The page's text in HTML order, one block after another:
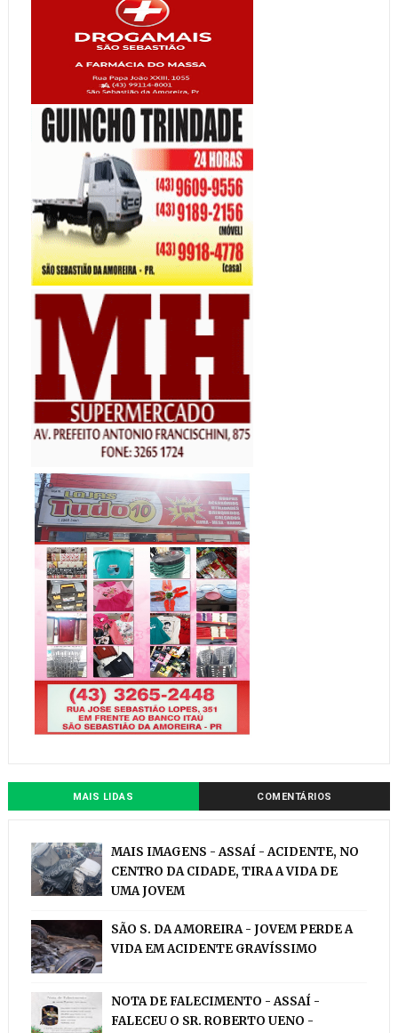
MAIS LIDAS COMENTÁRIOS
MAIS IMAGENS - ASSAÍ - ACIDENTE, NO
CENTRO DA CIDADE, TIRA A VIDA DE
UMA JOVEM
SÃO S. DA AMOREIRA - JOVEM PERDE A
VIDA EM ACIDENTE GRAVÍSSIMO
NOTA DE FALECIMENTO - ASSAÍ -
FALECEU O SR. ROBERTO UENO -